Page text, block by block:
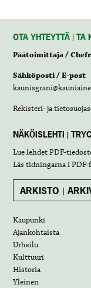
OTA YHTEYTTÄ | TA
Päätoimittaja /
Sähköposti / E-post
Rekisteri- ja
NÄKÖISLEHTI |
Lue lehdetPDF-
Läs tidningarna i
ARKISTO |
Kaupunki
Ajankohtaista
Urheilu
Kulttuuri
Historia
Yleinen